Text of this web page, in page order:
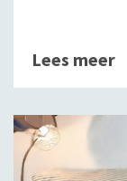
Lees meer